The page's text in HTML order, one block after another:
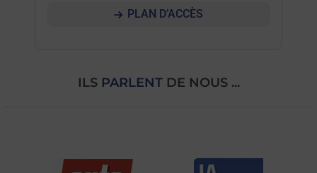
PLAN D’ACCÈS
ILS PARLENTDE NOUS ...